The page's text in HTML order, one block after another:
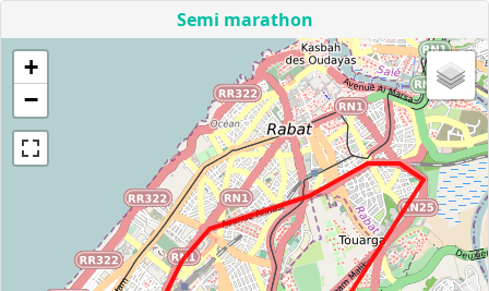
Semi marathon
+
−